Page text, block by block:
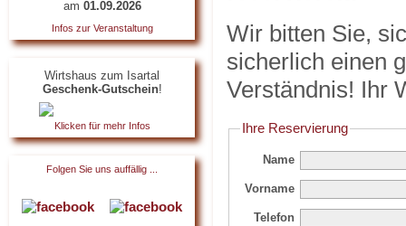
am 01.09.2026
Infos zur Veranstaltung
Wirtshaus zum Isartal
Geschenk-Gutschein!
Klicken für mehr Infos
Folgen Sie uns auffällig ...
Wir bitten Sie,
sicherlich einen
Verständnis! Ihr
Ihre Reservierung
Name
Vorname
Telefon